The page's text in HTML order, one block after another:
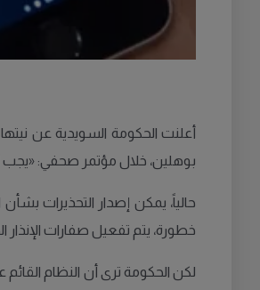
أعلنت الحكومة السويدية عن
بوهلين، خلال مؤتمر صحفي: «يجب
خطورة، يتم تفعيل صفارات الإنذار
لكن الحكومة ترى أن النظام